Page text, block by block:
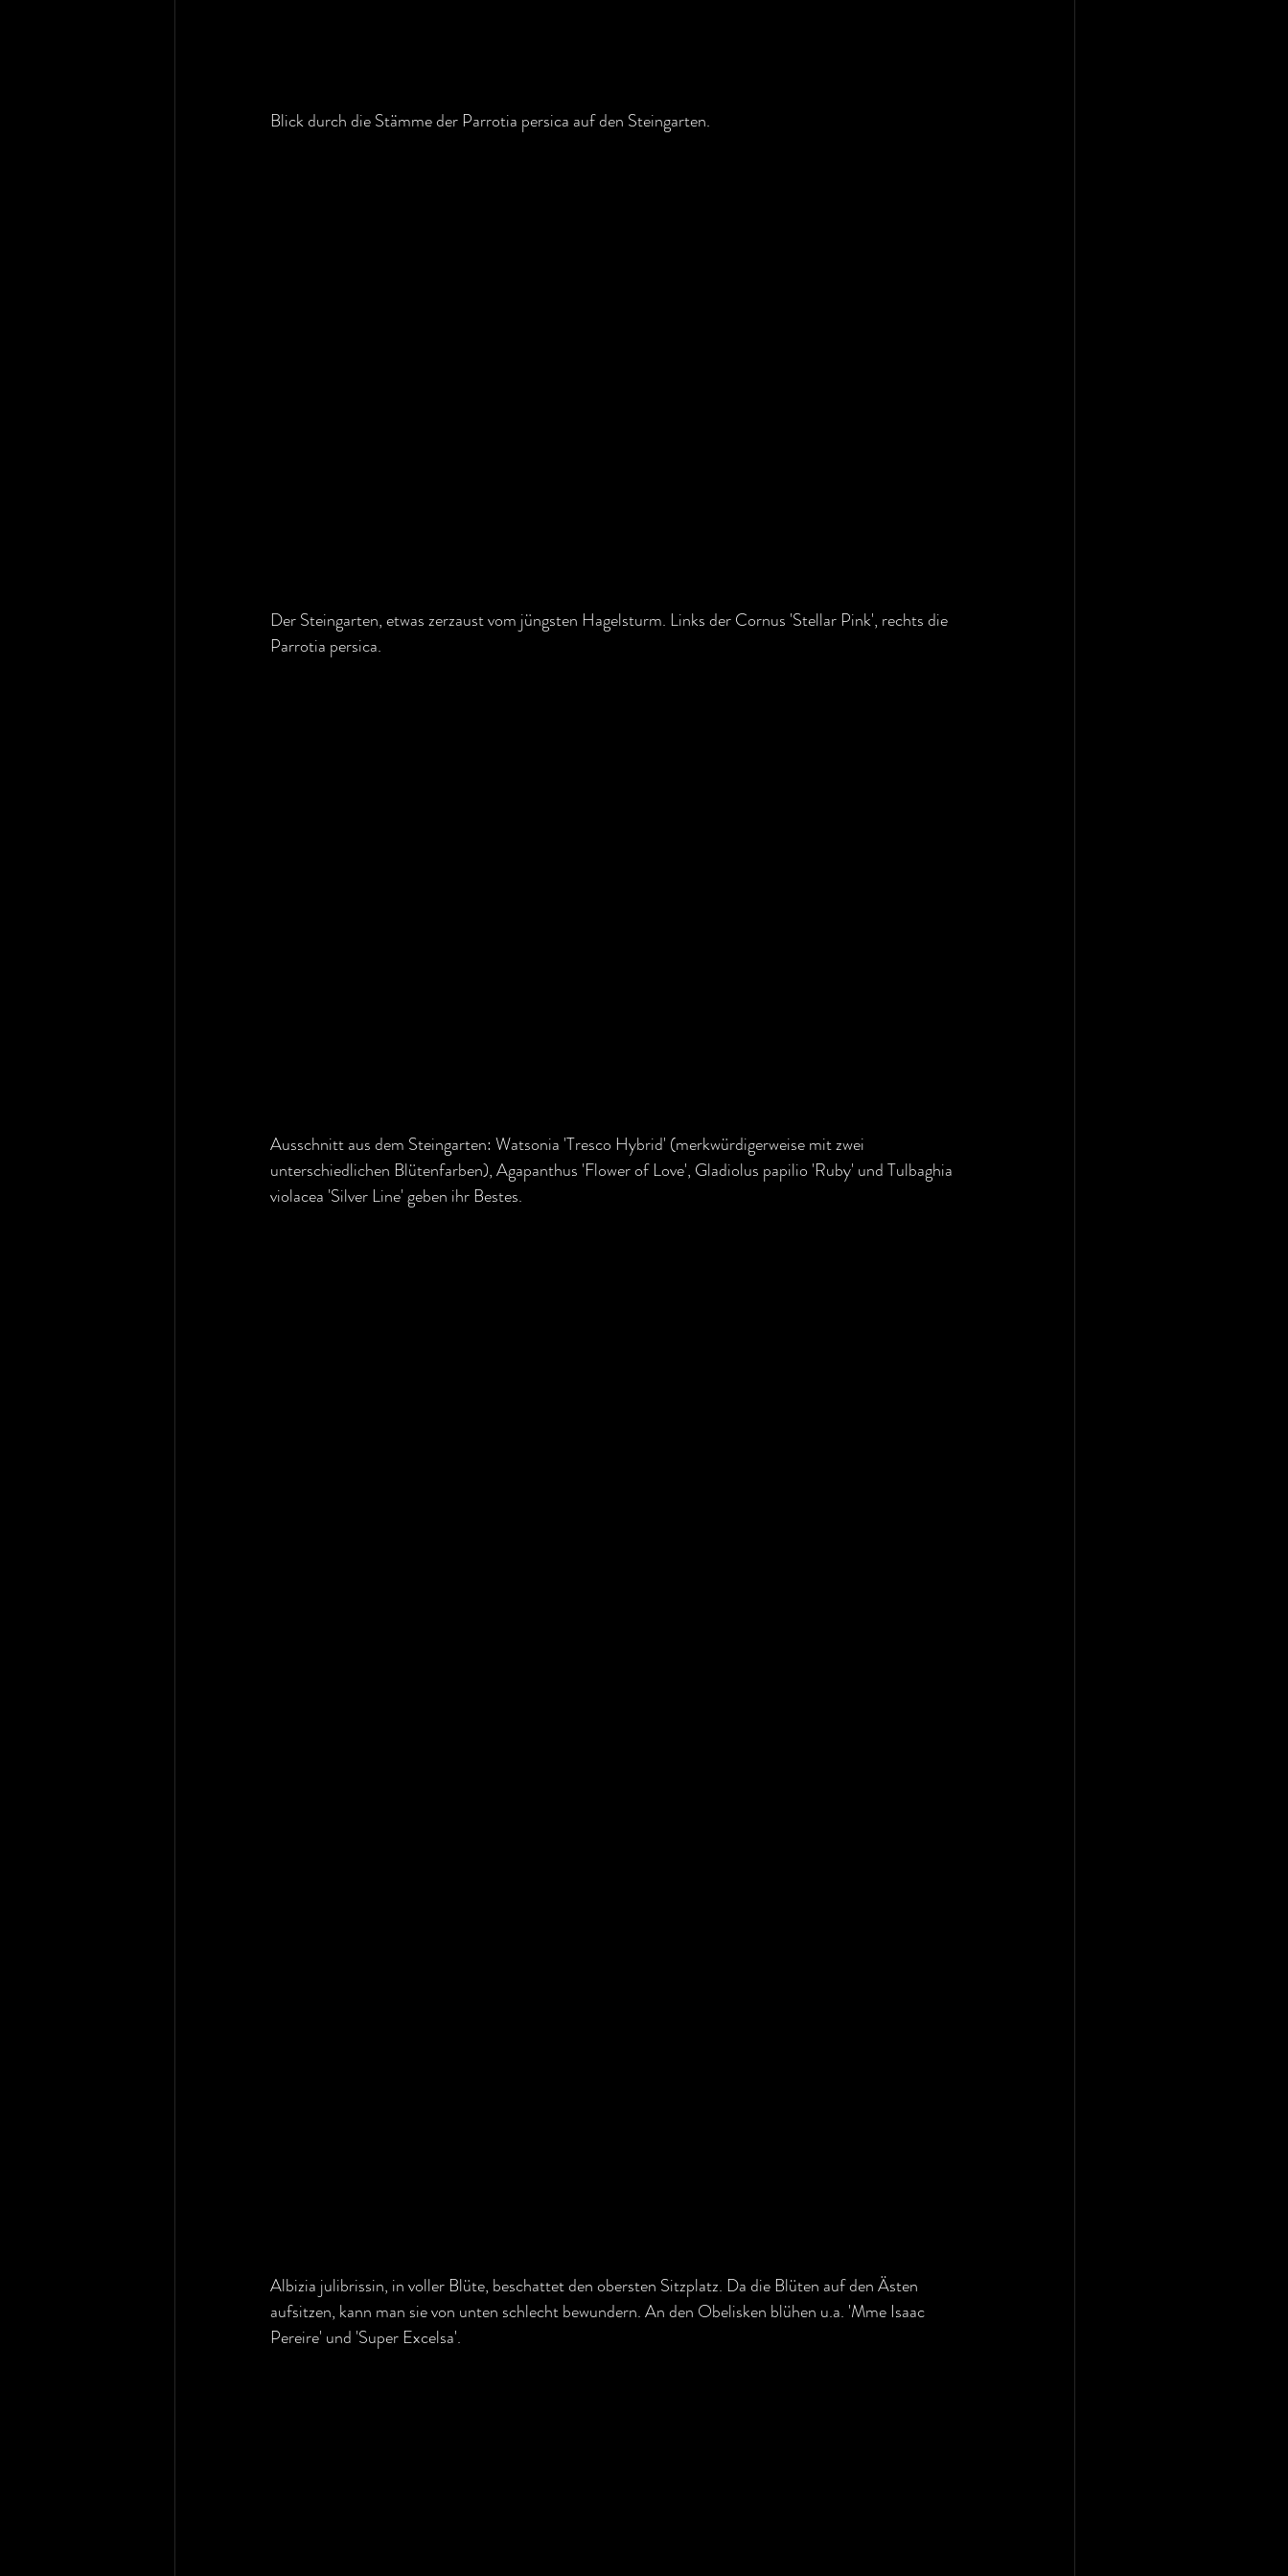
Blick durch die Stämme der Parrotia persica auf den Steingarten.
Der Steingarten, etwas zerzaust vom jüngsten Hagelsturm. Links der Cornus 'Stellar Pink', rechts die
Parrotia persica.
Ausschnitt aus dem Steingarten: Watsonia 'Tresco Hybrid' (merkwürdigerweise mit zwei
unterschiedlichen Blütenfarben), Agapanthus 'Flower of Love', Gladiolus papilio 'Ruby' und Tulbaghia
violacea 'Silver Line' geben ihr Bestes.
Albizia julibrissin, in voller Blüte, beschattet den obersten Sitzplatz. Da die Blüten auf den Ästen
aufsitzen, kann man sie von unten schlecht bewundern. An den Obelisken blühen u.a. 'Mme Isaac
Pereire' und 'Super Excelsa'.